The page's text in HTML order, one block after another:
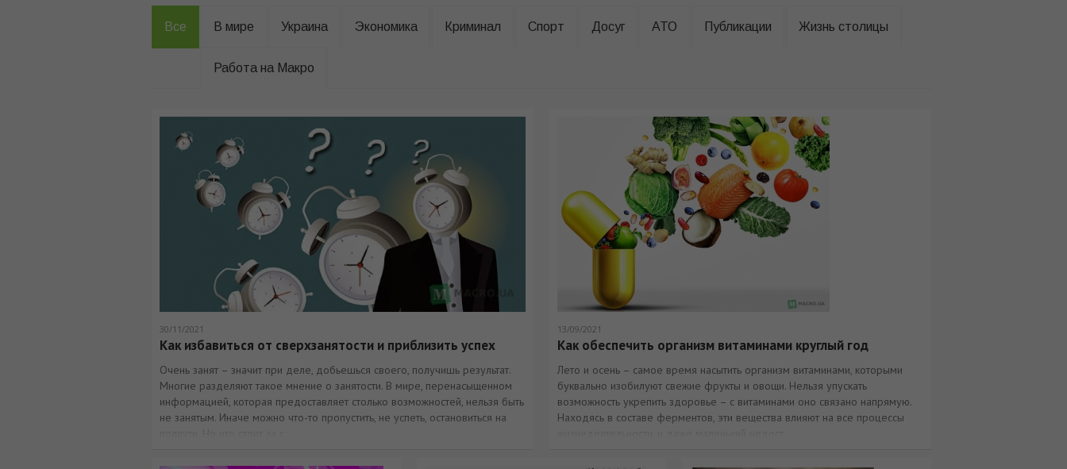
Все В мире Украина Экономика Криминал Спорт Досуг АТО Публикации Жизнь столицы
Работа на Макро
30/11/2021
Как избавиться от сверхзанятости и приблизить успех
Очень занят – значит при деле, добьешься своего, получишь результат.
Многие разделяют такое мнение о занятости. В мире, перенасыщенном
информацией, которая предоставляет столько возможностей, нельзя быть
не занятым. Иначе можно что-то пропустить, не успеть, остановиться на
13/09/2021
Как обеспечить организм витаминами круглый год
Лето и осень – самое время насытить организм витаминами, которыми
буквально изобилуют свежие фрукты и овощи. Нельзя упускать
возможность укрепить здоровье – с витаминами оно связано напрямую.
Находясь в составе ферментов, эти вещества влияют на все процессы